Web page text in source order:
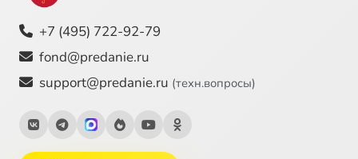
+7 (495) 722-92-79
fond@predanie.ru
support@predanie.ru (техн.вопросы)